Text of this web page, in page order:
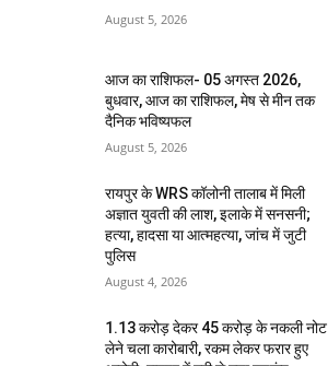
August 5, 2026
आज का राशिफल- 05 अगस्त 2026,
बुधवार, आज का राशिफल, मेष से मीन तक
दैनिक भविष्यफल
August 5, 2026
रायपुर के WRS कॉलोनी तालाब में मिली
अज्ञात युवती की लाश, इलाके में सनसनी;
हत्या, हादसा या आत्महत्या, जांच में जुटी
पुलिस
August 4, 2026
1.13 करोड़ देकर 45 करोड़ के नकली नोट
लेने चला कारोबारी, रकम लेकर फरार हुए